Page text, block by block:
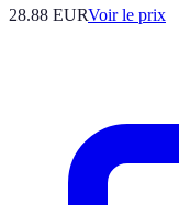
28.88 EURVoir le prix